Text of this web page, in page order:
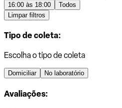
16:00 às 18:00
Todos
Limpar filtros
Tipo de coleta:
Escolha o tipo de coleta
Domiciliar No laboratório
Avaliações: